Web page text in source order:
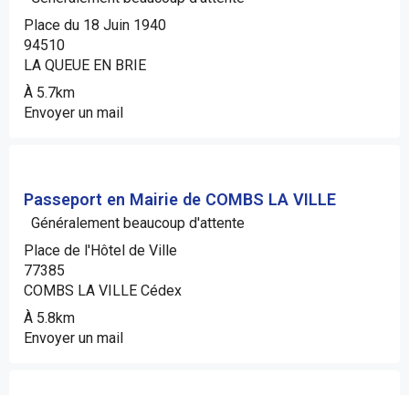
Place du 18 Juin 1940
94510
LA QUEUE EN BRIE
À 5.7km
Envoyer un mail
Passeport en Mairie de COMBS LA VILLE
Généralement beaucoup d'attente
Place de l'Hôtel de Ville
77385
COMBS LA VILLE Cédex
À 5.8km
Envoyer un mail